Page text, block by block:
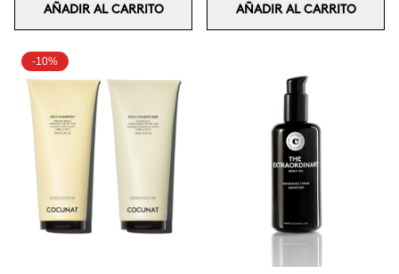
AÑADIR AL CARRITO AÑADIR AL CARRITO
-10%